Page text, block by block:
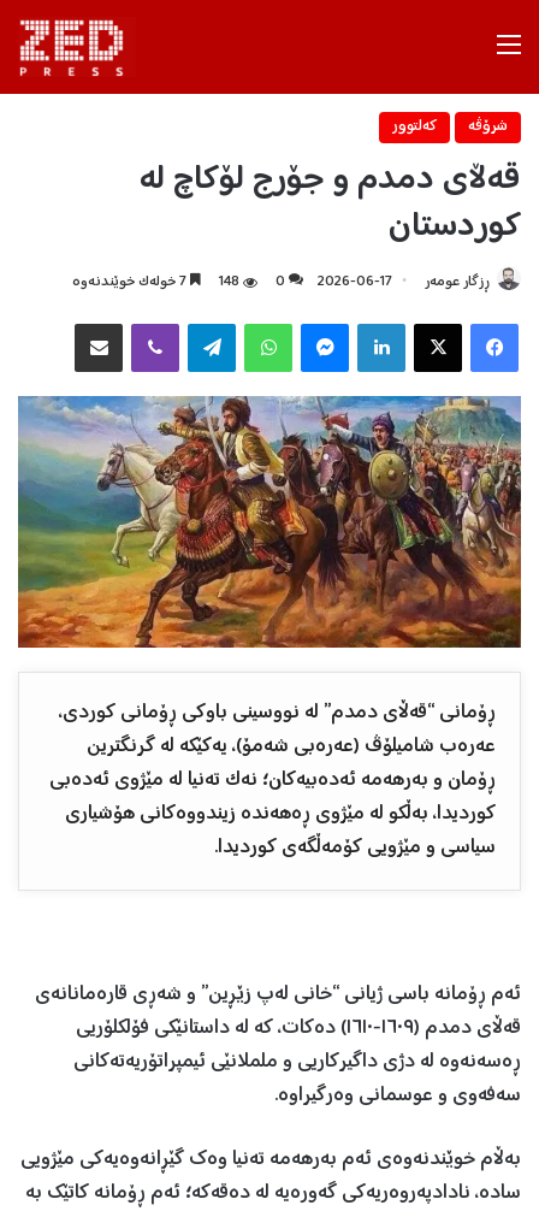
شرۆڤه‌ كه‌لتوور
قەڵای دمدم و جۆرج لۆکاچ لە
کوردستان
ڕزگار عومەر 2026-06-17
0
148
X
Telegram
ڕۆمانی “قەڵای دمدم” لە نووسینی باوکی ڕۆمانی کوردی،
عەرەب شامیلۆڤ (عەرەبی شەمۆ)، یەکێکە لە گرنگترین
ڕۆمان و بەرهەمە ئەدەبیەکان؛ نەک تەنیا لە مێژوی ئەدەبی
کوردیدا، بەڵکو لە مێژوی ڕەهەندە زیندووەکانی هۆشیاری
سیاسی و مێژویی کۆمەڵگەی کوردیدا.
ئەم ڕۆمانە باسی ژیانی “خانی لەپ زێڕین” و شەڕی قارەمانانەی
قەڵای دمدم (١٦٠٩-١٦١٠) دەکات، کە لە داستانێکی فۆلکلۆریی
ڕەسەنەوە لە دژی داگیرکاریی و ململانێی ئیمپراتۆریەتەکانی
سەفەوی و عوسمانی وەرگیراوە.
بەڵام خوێندنەوەی ئەم بەرهەمە تەنیا وەك گێڕانەوەیەکی مێژویی
سادە، نادادپەروەریەکی گەورەیە لە دەقەکە؛ ئەم ڕۆمانە کاتێك بە